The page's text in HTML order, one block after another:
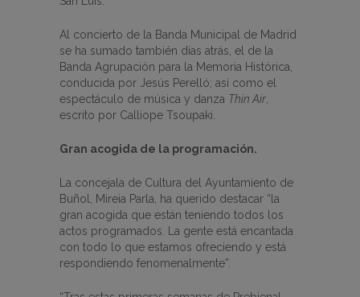
Al concierto de la Banda Municipal de Madrid
se ha sumado también días atrás, el de la
Banda Agrupación para la Memoria Histórica,
conducida por Jesús Perelló; así como el
espectáculo de música y danza Thin Air,
escrito por Calliope Tsoupaki.
Gran acogida de la programación.
La concejala de Cultura del Ayuntamiento de
Buñol, Mireia Parla, ha querido destacar “la
gran acogida que están teniendo todos los
actos programados. La gente está encantada
con todo lo que estamos ofreciendo y está
respondiendo fenomenalmente”.